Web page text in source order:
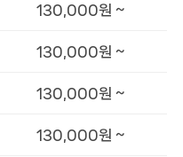
130,000원 ~
130,000원 ~
130,000원 ~
130,000원 ~